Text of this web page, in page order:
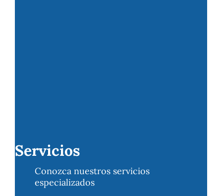
Servicios
Conozca nuestros servicios
especializados